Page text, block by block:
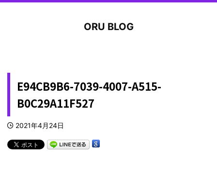
ORU BLOG
E94CB9B6-7039-4007-A515-
B0C29A11F527
2021年4月24日